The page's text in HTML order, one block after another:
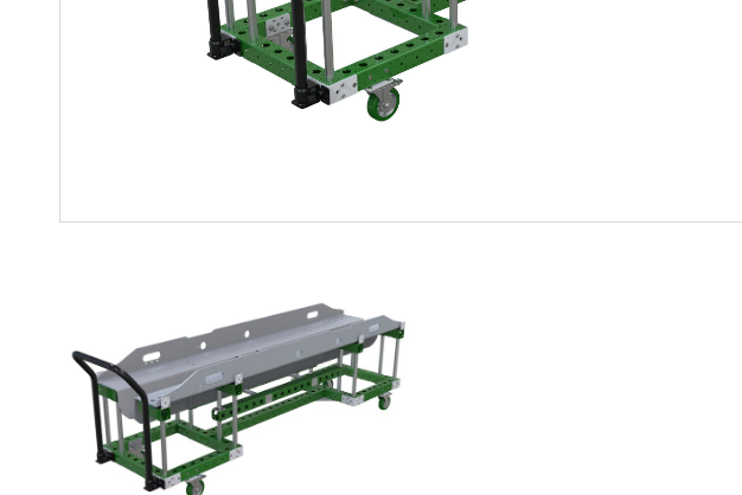
Soluciones para colgar
Soluciones Madre-Hija
Carros de kit y soluciones
Parts